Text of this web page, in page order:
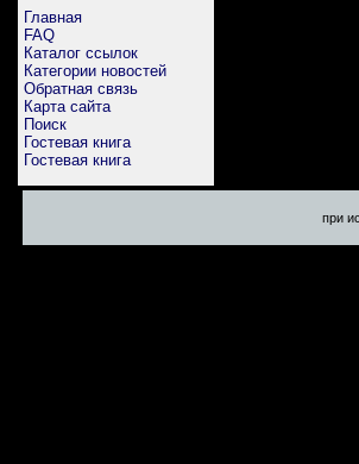
Главная
FAQ
Каталог ссылок
Категории новостей
Обратная связь
Карта сайта
Поиск
Гостевая книга
Гостевая книга
при